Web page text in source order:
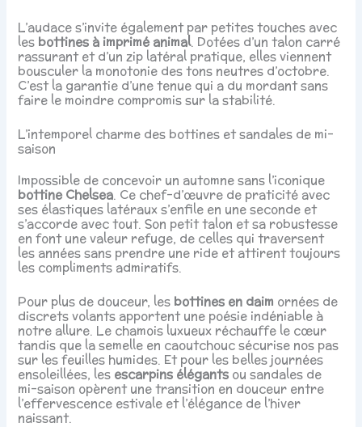
L’audace s’invite également par petites touches avec
les bottines à imprimé animal. Dotées d’un talon carré
rassurant et d’un zip latéral pratique, elles viennent
bousculer la monotonie des tons neutres d’octobre.
C’est la garantie d’une tenue qui a du mordant sans
faire le moindre compromis sur la stabilité.
L’intemporel charme des bottines et sandales de mi-
saison
Impossible de concevoir un automne sans l’iconique
bottine Chelsea. Ce chef-d’œuvre de praticité avec
ses élastiques latéraux s’enfile en une seconde et
s’accorde avec tout. Son petit talon et sa robustesse
en font une valeur refuge, de celles qui traversent
les années sans prendre une ride et attirent toujours
les compliments admiratifs.
Pour plus de douceur, les bottines en daim ornées de
discrets volants apportent une poésie indéniable à
notre allure. Le chamois luxueux réchauffe le cœur
tandis que la semelle en caoutchouc sécurise nos pas
sur les feuilles humides. Et pour les belles journées
ensoleillées, les escarpins élégants ou sandales de
mi-saison opèrent une transition en douceur entre
l’effervescence estivale et l’élégance de l’hiver
naissant.